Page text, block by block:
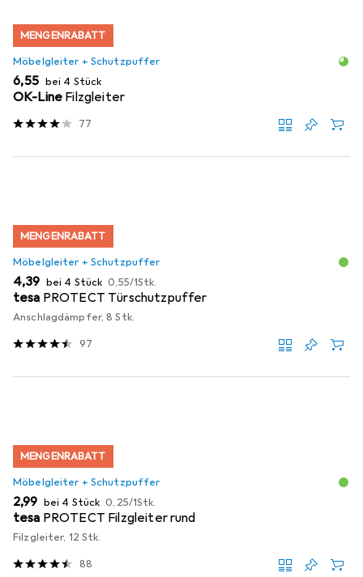
MENGENRABATT
Möbelgleiter + Schutzpuffer
EUR
6,55 bei 4 Stück
OK-Line Filzgleiter
77
MENGENRABATT
Möbelgleiter + Schutzpuffer
EUR
4,39 bei 4 Stück EUR
0,55/1Stk.
tesa PROTECT Türschutzpuffer
Anschlagdämpfer, 8 Stk.
97
MENGENRABATT
Möbelgleiter + Schutzpuffer
EUR
2,99 bei 4 Stück EUR
0,25/1Stk.
tesa PROTECT Filzgleiter rund
Filzgleiter, 12 Stk.
88